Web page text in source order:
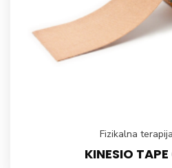
Fizikalna terapija
KINESIO